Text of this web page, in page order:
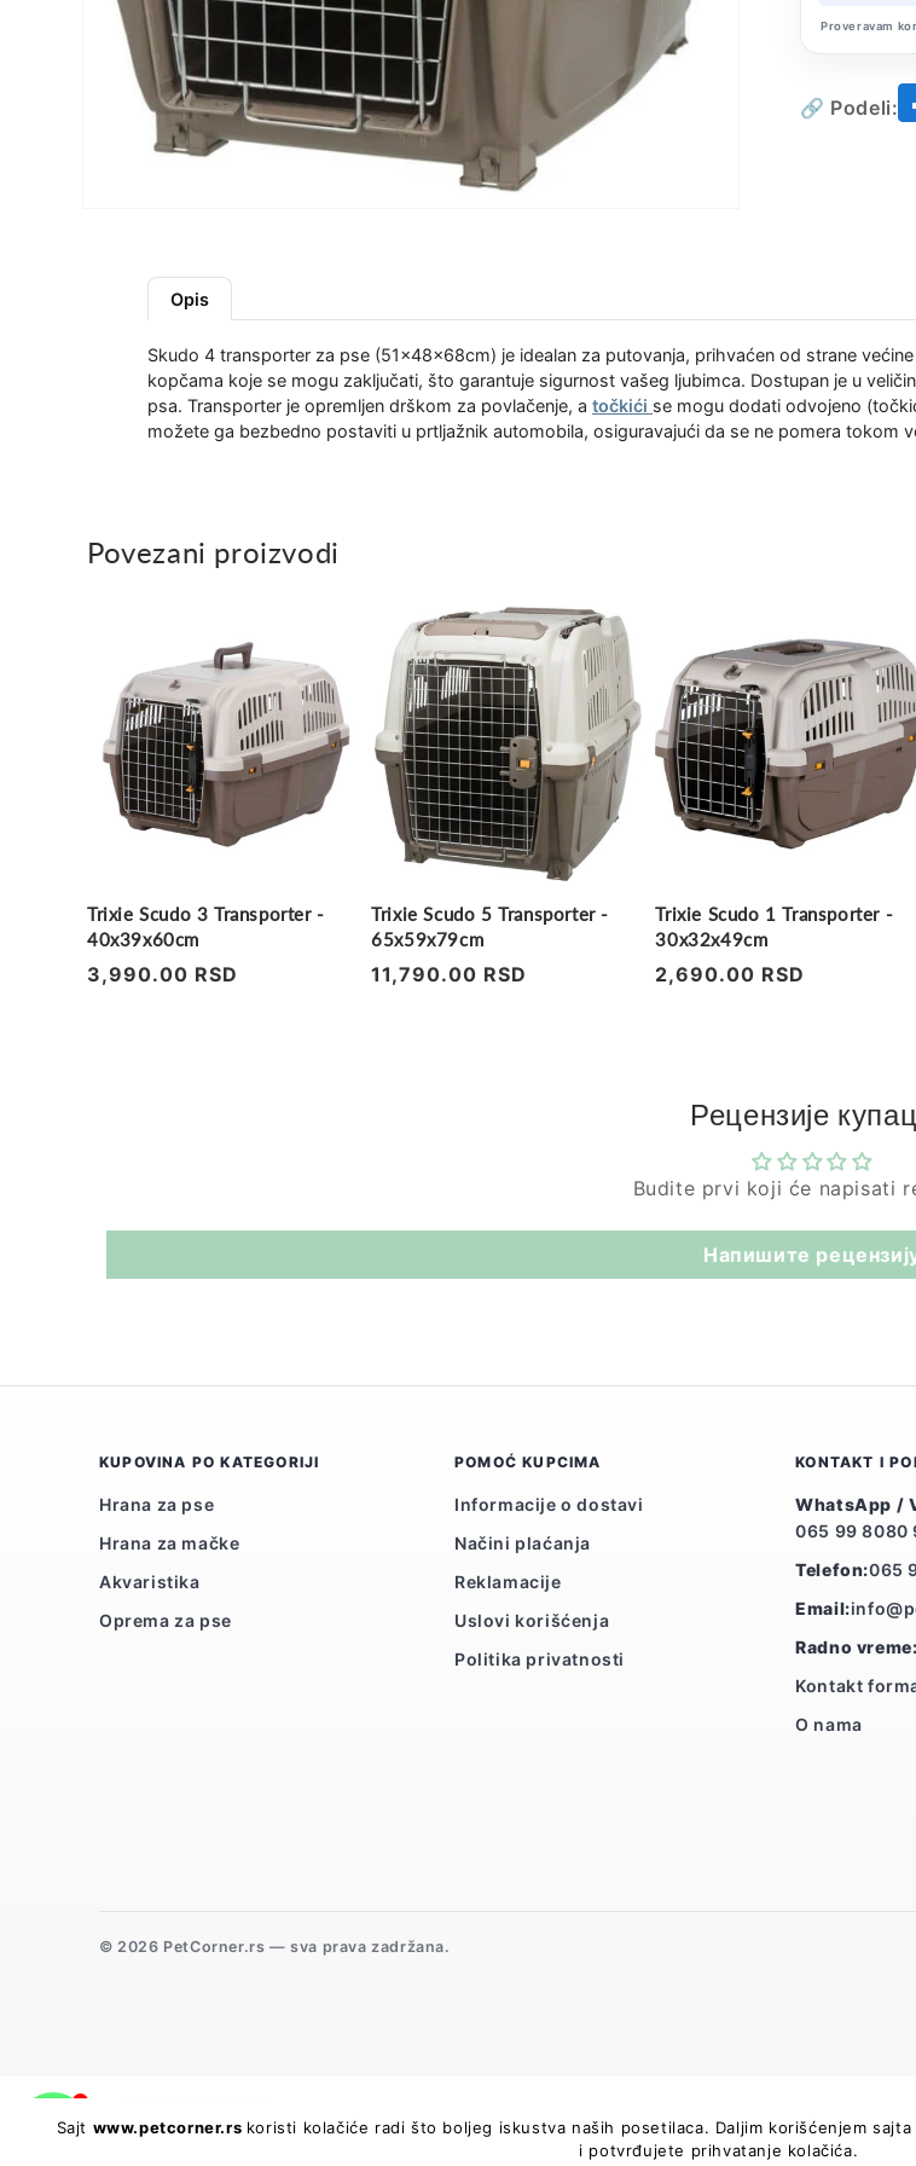
Potrebna pomoć?
Proveravam
🔗 Podeli:
Opis
Skudo 4 transporter za pse (51x48x68cm) je idealan za putovanja, prihvaćen od strane
kopčama koje se mogu zaključati, što garantuje sigurnost vašeg ljubimca. Dostupan je u
psa. Transporter je opremljen drškom za povlačenje, a točkići se mogu dodati odvojeno
možete ga bezbedno postaviti u prtljažnik automobila, osiguravajući da se ne pomera tokom
Povezani proizvodi
Trixie Scudo 3 Transporter -
40x39x60cm
Regularna
3,990.00 RSD
Trixie Scudo 5 Transporter -
65x59x79cm
Regularna
11,790.00 RSD
Trixie Scudo 1 Transporter -
30x32x49cm
Regularna
2,690.00 RSD
Рецензије
Budite prvi koji će napisati
Напишите
KUPOVINA PO KATEGORIJI
Hrana za pse
Hrana za mačke
Akvaristika
Oprema za pse
POMOĆ KUPCIMA
Informacije o dostavi
Načini plaćanja
Reklamacije
Uslovi korišćenja
Politika privatnosti
KONTAKT I
WhatsApp /
065 99 8080
Telefon:065
Email:
Radno
Kontakt
O nama
© 2026 PetCorner.rs — sva prava zadržana.
Sajt www.petcorner.rs koristi kolačiće radi što boljeg iskustva naših posetilaca. Daljim korišćenjem
i potvrđujete prihvatanje kolačića.